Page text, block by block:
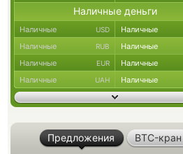
Наличные деньги
Наличные USD Наличные
Наличные RUB Наличные
Наличные EUR Наличные
Наличные UAH Наличные
Предложения BTC-кран